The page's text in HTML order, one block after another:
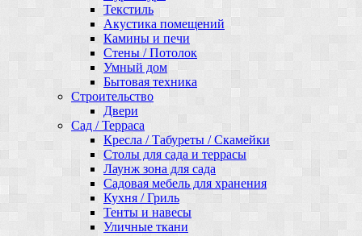
Текстиль
Акустика помещений
Камины и печи
Стены / Потолок
Умный дом
Бытовая техника
Строительство
Двери
Сад / Терраса
Кресла / Табуреты / Скамейки
Столы для сада и террасы
Лаунж зона для сада
Садовая мебель для хранения
Кухня / Гриль
Тенты и навесы
Уличные ткани